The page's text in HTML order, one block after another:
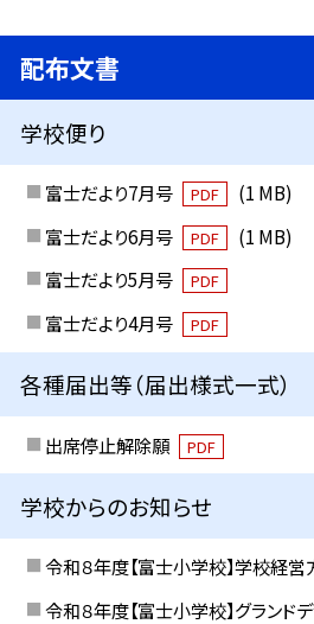
配布文書
学校便り
富士だより7月号 PDF
(1 MB)
富士だより6月号
PDF
(1 MB)
富士だより5月号
PDF
富士だより4月号 PDF
各種届出等（届出様式一式）
出席停止解除願 PDF
学校からのお知らせ
令和８年度【富士小学校】学校経営
令和８年度【富士小学校】グランド